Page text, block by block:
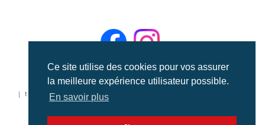
Ce site utilise des cookies pour vos assurer
la meilleure expérience utilisateur possible.
En savoir plus
©aerialcollection marque déposée 2024
| tous droits réservés | aerialcollection.fr banque d'images
aériennes et documentaires video et cinéma |